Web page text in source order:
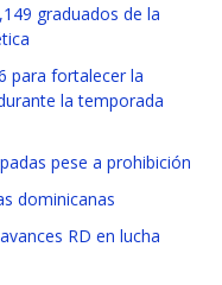
graduados de la
para fortalecer la
la temporada
pese a prohibición
dominicanas
RD en lucha